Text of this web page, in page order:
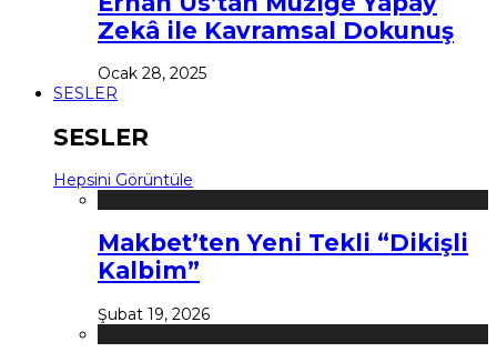
Zekâ ile Kavramsal Dokunuş
Ocak 28, 2025
SESLER
SESLER
Hepsini Görüntüle
Makbet’ten Yeni Tekli “Dikişli
Kalbim”
Şubat 19, 2026